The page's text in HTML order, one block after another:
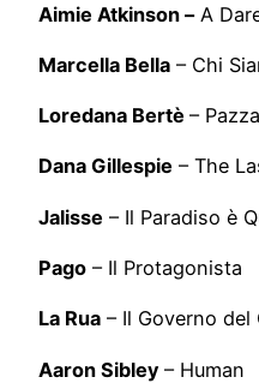
Aimie Atkinson –A
Marcella Bella – Chi
Loredana Bertè – Pazza
Dana Gillespie – The
Jalisse – Il Paradiso è
Pago – Il Protagonista
La Rua – Il Governo del
Aaron Sibley – Human